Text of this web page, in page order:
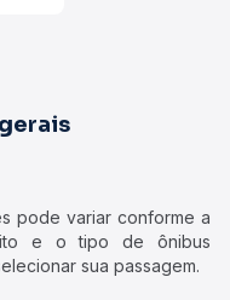
pode variar conforme a
e o tipo de ônibus
sua passagem.